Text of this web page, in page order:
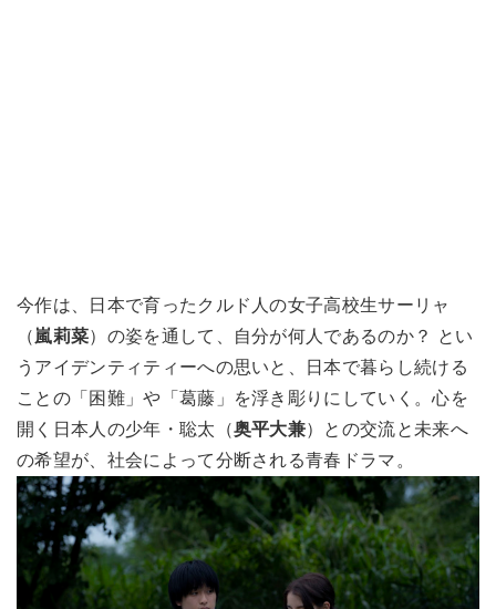
今作は、日本で育ったクルド人の女子高校生サーリャ
（嵐莉菜）の姿を通して、自分が何人であるのか？ とい
うアイデンティティーへの思いと、日本で暮らし続ける
ことの「困難」や「葛藤」を浮き彫りにしていく。心を
開く日本人の少年・聡太（奥平大兼）との交流と未来へ
の希望が、社会によって分断される青春ドラマ。